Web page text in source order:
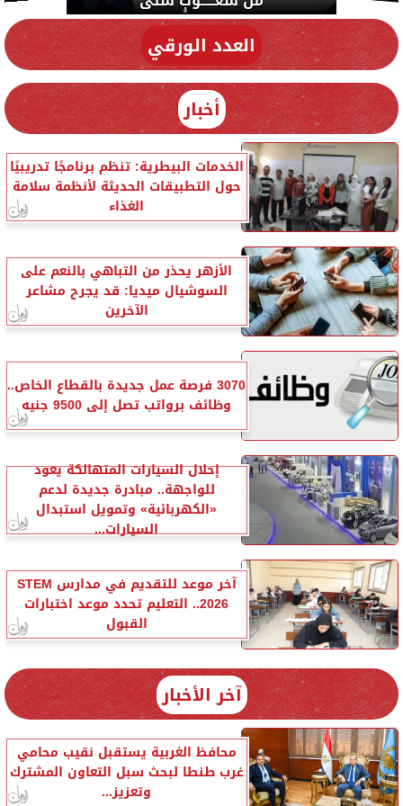
العدد الورقي
أخبار
الخدمات البيطرية: تنظم برنامجًا تدريبيًا
حول التطبيقات الحديثة لأنظمة سلامة
الغذاء
الأزهر يحذر من التباهي بالنعم على
السوشيال ميديا: قد يجرح مشاعر
الآخرين
3070 فرصة عمل جديدة بالقطاع الخاص..
وظائف برواتب تصل إلى 9500 جنيه
إحلال السيارات المتهالكة يعود
للواجهة.. مبادرة جديدة لدعم
«الكهربائية» وتمويل استبدال
السيارات...
آخر موعد للتقديم في مدارس STEM
2026.. التعليم تحدد موعد اختبارات
القبول
آخر الأخبار
محافظ الغربية يستقبل نقيب محامي
غرب طنطا لبحث سبل التعاون المشترك
وتعزيز...